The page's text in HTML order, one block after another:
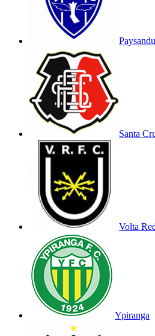
Paysandu
Santa
Volta
Ypiranga